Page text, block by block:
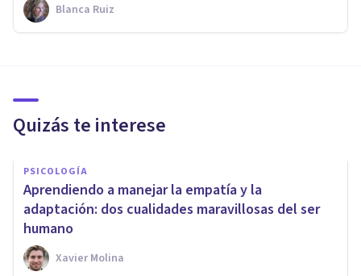
Blanca Ruiz
Quizás te interese
PSICOLOGÍA
Aprendiendo a manejar la empatía y la
adaptación: dos cualidades maravillosas del ser
humano
Xavier Molina